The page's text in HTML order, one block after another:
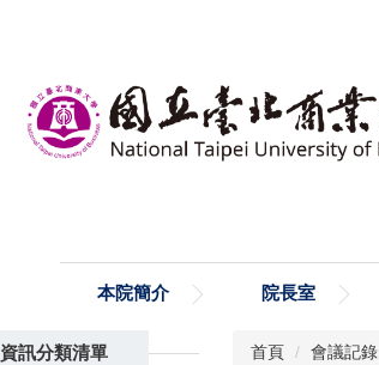
本院簡介 院長室
資訊分類清單 首頁 會議記錄